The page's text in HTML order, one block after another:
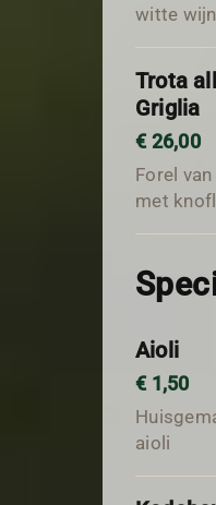
witte
Trota
Griglia
€ 26,00
Forel van
met
Aioli
€ 1,50
aioli